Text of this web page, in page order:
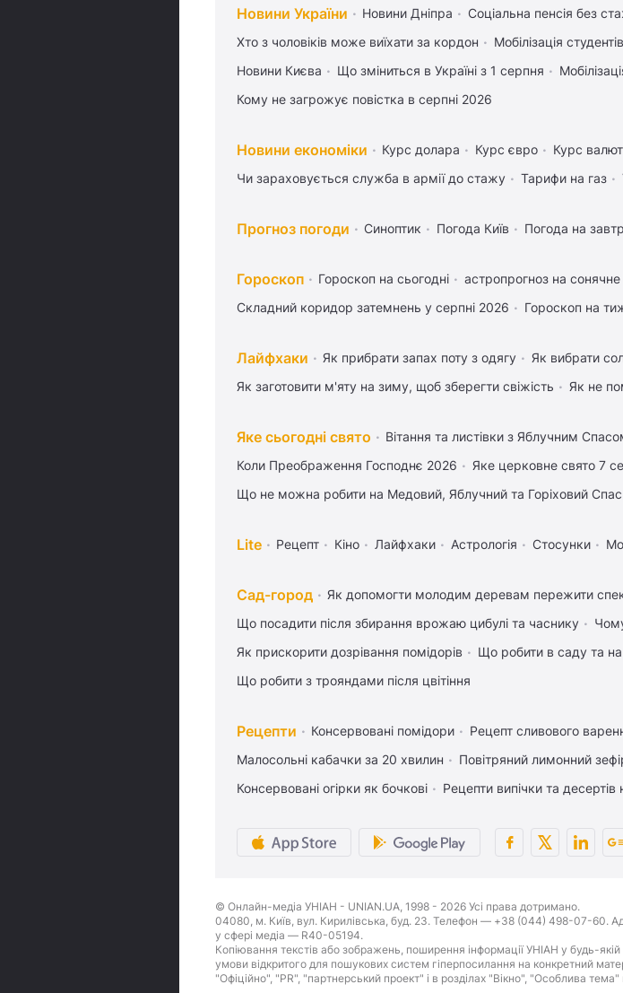
Новини України Новини Дніпра Соціальна пенсія без
Хто з чоловіків може виїхати за кордон
Мобілізація
Новини Києва
Що зміниться в Україні з 1 серпня
Кому не загрожує повістка в серпні 2026
Новини економіки Курс долара Курс євро Курс валют
Чи зараховується служба в армії до стажу
Тарифи на газ
Прогноз погоди Синоптик Погода Київ Погода на
Гороскоп Гороскоп на сьогодні астропрогноз на
Складний коридор затемнень у серпні 2026
Гороскоп на
Лайфхаки Як прибрати запах поту з одягу Як вибрати
Як заготовити м'яту на зиму, щоб зберегти свіжість
Як не
Яке сьогодні свято Вітання та листівки з Яблучним
Коли Преображення Господнє 2026
Яке церковне свято 7
Що не можна робити на Медовий, Яблучний та Горіховий Спас
Lite Рецепт Кіно Лайфхаки Астрологія Стосунки
Сад-город Як допомогти молодим деревам пережити
Що посадити після збирання врожаю цибулі та часнику
Як прискорити дозрівання помідорів
Що робити в саду та на
Що робити з трояндами після цвітіння
Рецепти Консервовані помідори Рецепт сливового
Малосольні кабачки за 20 хвилин
Повітряний лимонний
Консервовані огірки як бочкові
Рецепти випічки та
© Онлайн-медіа УНІАН - UNIAN.UA, 1998 - 2026 Усі права дотримано.
04080, м. Київ, вул. Кирилівська, буд. 23. Телефон — +38 (044) 498-07-60.
у сфері медіа — R40-05194.
Копіювання текстів або зображень, поширення інформації УНІАН у будь-
умови відкритого для пошукових систем гіперпосилання на конкретний
"Офіційно", "PR", "партнерський проект" і в розділах "Вікно", "Особлива